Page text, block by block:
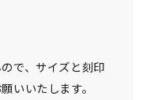
で、サイズと刻印
いいたします。